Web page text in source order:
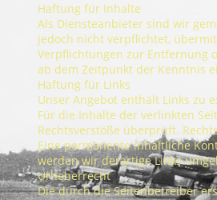
Haftung für Inhalte
Als Diensteanbieter sind wir
jedoch nicht verpflichtet,
Verpflichtungen zur Entfernung
ab dem Zeitpunkt der Kenntnis
Haftung für Links
Unser Angebot enthält Links zu
Für die Inhalte der verlinkten
Rechtsverstöße überprüft.
Eine permanente inhaltliche
werden wir derartige Links
Urheberrecht
Die durch die Seitenbetreiber